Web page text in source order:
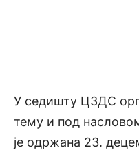
У седишту ЦЗДС
тему и под
је одржана 23.